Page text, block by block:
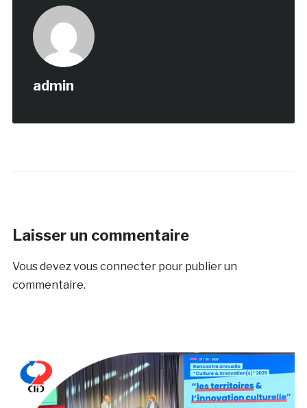
admin
Laisser un commentaire
Vous devezvous connecterpour publier un
commentaire.